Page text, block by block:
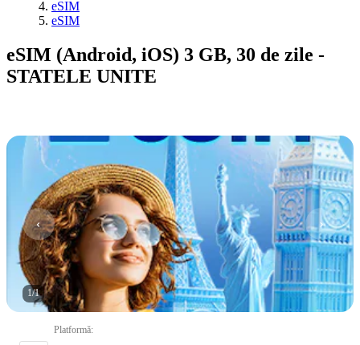
eSIM
eSIM
eSIM (Android, iOS) 3 GB, 30 de zile -
STATELE UNITE
1/1
Platformă: